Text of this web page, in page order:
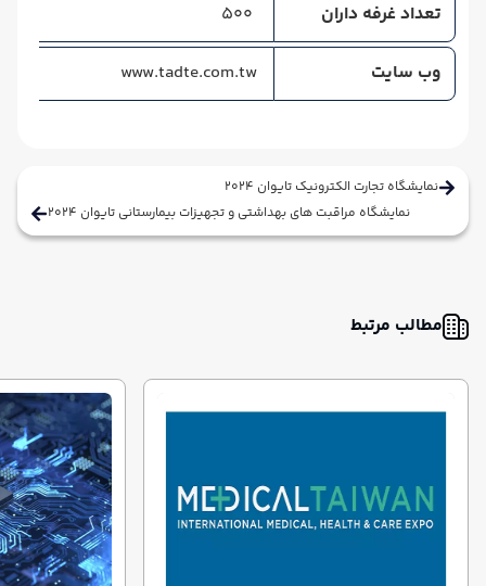
تعداد غرفه داران
وب سایت
نمایشگاه تجارت الکترونیک تایوان 2024
نمایشگاه مراقبت های بهداشتی و تجهیزات بیمارستانی تایوان 2024
مطالب مرتبط